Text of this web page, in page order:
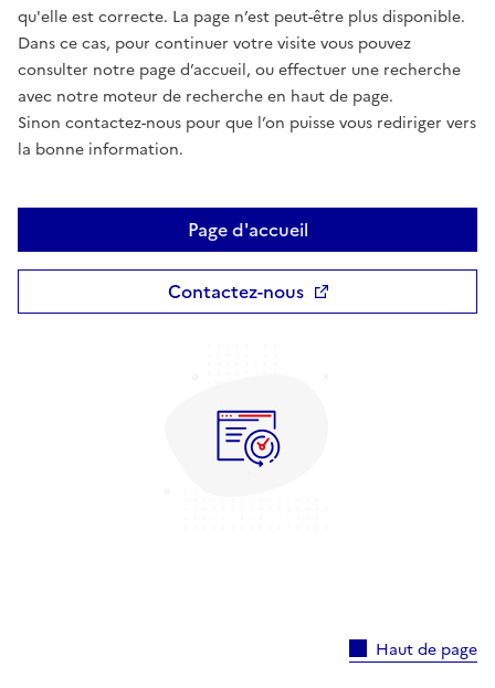
qu'elle est correcte. La page n’est peut-être plus disponible.
Dans ce cas, pour continuer votre visite vous pouvez
consulter notre page d’accueil, ou effectuer une recherche
avec notre moteur de recherche en haut de page.
Sinon contactez-nous pour que l’on puisse vous rediriger vers
la bonne information.
Page d'accueil
Contactez-nous
Haut de page